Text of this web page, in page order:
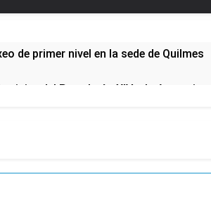
de primer nivel en la sede de Quilmes
visita del Papa León XIV a la Argentina
frente al Congreso y calificó a los